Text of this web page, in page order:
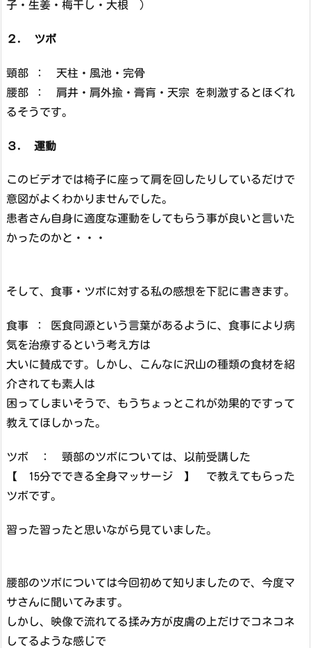
子・生姜・梅干し・大根 ）
２. ツボ
頸部 ： 天柱・風池・完骨
腰部 ： 肩井・肩外揄・膏肓・天宗 を刺激するとほぐれ
るそうです。
３. 運動
このビデオでは椅子に座って肩を回したりしているだけで
意図がよくわかりませんでした。
患者さん自身に適度な運動をしてもらう事が良いと言いた
かったのかと・・・
そして、食事・ツボに対する私の感想を下記に書きます。
食事 ： 医食同源という言葉があるように、食事により病
気を治療するという考え方は
大いに賛成です。しかし、こんなに沢山の種類の食材を紹
介されても素人は
困ってしまいそうで、もうちょっとこれが効果的ですって
教えてほしかった。
ツボ ： 頸部のツボについては、以前受講した
【 15分でできる全身マッサージ 】 で教えてもらった
ツボです。
習った習ったと思いながら見ていました。
腰部のツボについては今回初めて知りましたので、今度マ
サさんに聞いてみます。
しかし、映像で流れてる揉み方が皮膚の上だけでコネコネ
してるような感じで